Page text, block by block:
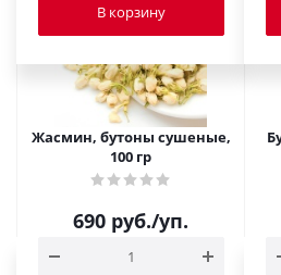
В корзину
Жасмин, бутоны сушеные,
100 гр
690 руб./уп.